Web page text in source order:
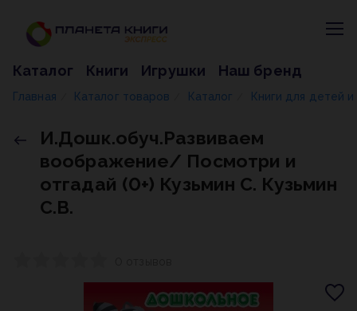
Каталог Книги Игрушки Наш бренд
Главная Каталог товаров Каталог Книги для детей
И.Дошк.обуч.Развиваем
воображение/ Посмотри и
отгадай (0+) Кузьмин С. Кузьмин
С.В.